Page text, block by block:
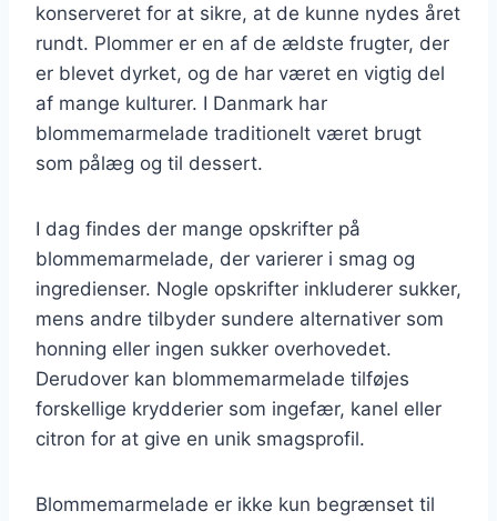
konserveret for at sikre, at de kunne nydes året
rundt. Plommer er en af de ældste frugter, der
er blevet dyrket, og de har været en vigtig del
af mange kulturer. I Danmark har
blommemarmelade traditionelt været brugt
som pålæg og til dessert.
I dag findes der mange opskrifter på
blommemarmelade, der varierer i smag og
ingredienser. Nogle opskrifter inkluderer sukker,
mens andre tilbyder sundere alternativer som
honning eller ingen sukker overhovedet.
Derudover kan blommemarmelade tilføjes
forskellige krydderier som ingefær, kanel eller
citron for at give en unik smagsprofil.
Blommemarmelade er ikke kun begrænset til